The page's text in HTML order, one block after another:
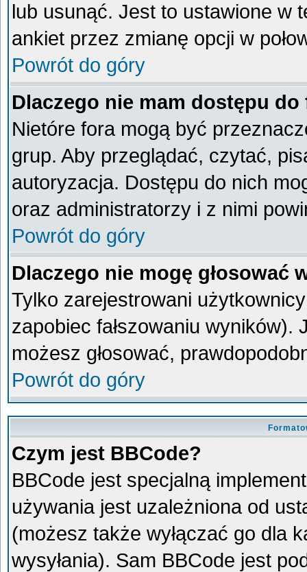
lub usunąć. Jest to ustawione w
ankiet przez zmianę opcji w
Powrót do góry
Dlaczego nie mam dostępu
Nietóre fora mogą być
grup. Aby przeglądać, czytać,
autoryzacja. Dostępu do nich
oraz administratorzy i z nimi
Powrót do góry
Dlaczego nie mogę głosować
Tylko zarejestrowani
zapobiec fałszowaniu wyników).
możesz głosować,
Powrót do góry
Czym jest BBCode?
BBCode jest specjalną
używania jest uzależniona od
(możesz także wyłączać go dla
wysyłania). Sam BBCode jest